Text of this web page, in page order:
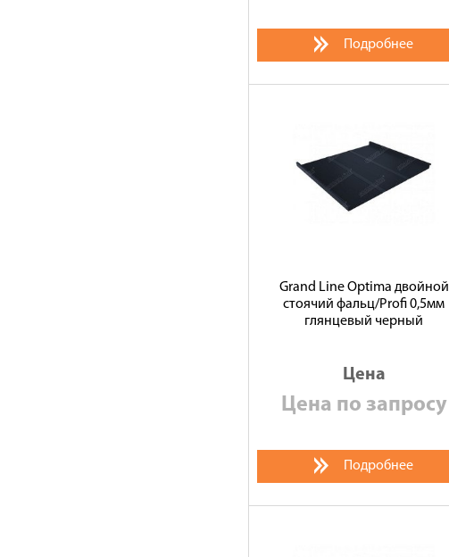
Подробнее
Grand Line Optima двойной
стоячий фальц/Profi 0,5мм
глянцевый черный
Цена
Цена по запросу
Подробнее